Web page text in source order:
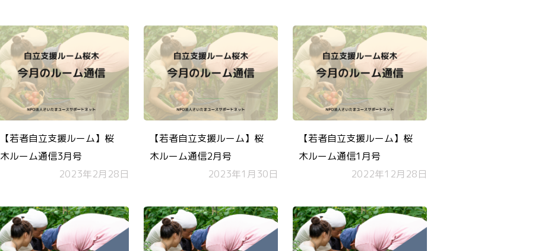
【若者自立支援ルーム】桜
木ルーム通信3月号
2023年2月28日
【若者自立支援ルーム】桜
木ルーム通信2月号
2023年1月30日
【若者自立支援ルーム】桜
木ルーム通信1月号
2022年12月28日